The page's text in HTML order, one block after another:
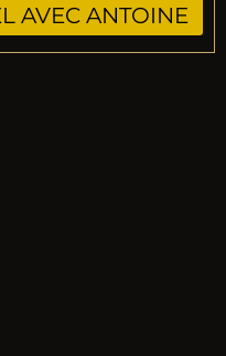
AVEC ANTOINE